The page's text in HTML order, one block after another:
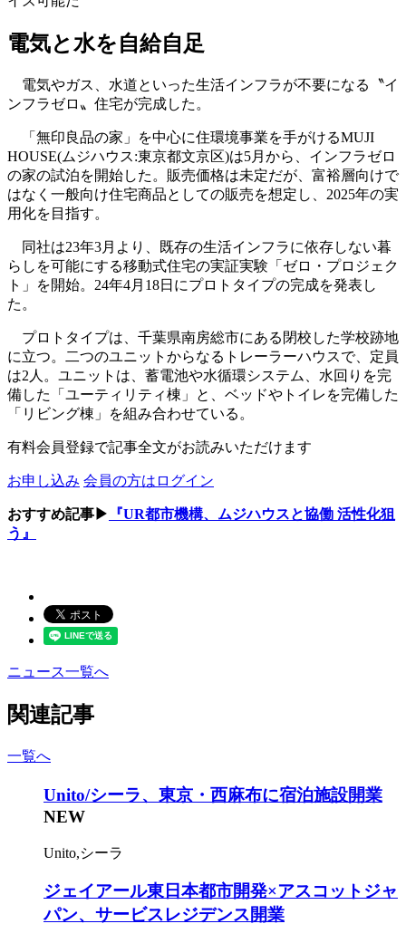
電気と水を自給自足
電気やガス、水道といった生活インフラが不要になる〝イ
ンフラゼロ〟住宅が完成した。
「無印良品の家」を中心に住環境事業を手がけるMUJI
HOUSE(ムジハウス:東京都文京区)は5月から、インフラゼロ
の家の試泊を開始した。販売価格は未定だが、富裕層向けで
はなく一般向け住宅商品としての販売を想定し、2025年の実
用化を目指す。
同社は23年3月より、既存の生活インフラに依存しない暮
らしを可能にする移動式住宅の実証実験「ゼロ・プロジェク
ト」を開始。24年4月18日にプロトタイプの完成を発表し
た。
プロトタイプは、千葉県南房総市にある閉校した学校跡地
に立つ。二つのユニットからなるトレーラーハウスで、定員
は2人。ユニットは、蓄電池や水循環システム、水回りを完
備した「ユーティリティ棟」と、ベッドやトイレを完備した
「リビング棟」を組み合わせている。
有料会員登録で記事全文がお読みいただけます
お申し込み 会員の方はログイン
おすすめ記事▶
『UR都市機構、ムジハウスと協働 活性化狙
う』
ニュース一覧へ
関連記事
一覧へ
Unito/シーラ、東京・西麻布に宿泊施設開業
NEW
Unito,シーラ
ジェイアール東日本都市開発×アスコットジャ
パン、サービスレジデンス開業